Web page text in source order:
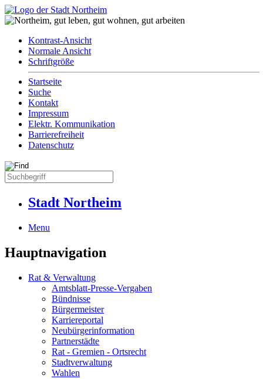
Kontrast-Ansicht
Normale Ansicht
Schriftgröße
Startseite
Suche
Kontakt
Impressum
Elektr. Kommunikation
Barrierefreiheit
Datenschutz
Stadt Northeim
Menu
Hauptnavigation
Rat & Verwaltung
Amtsblatt-Presse-Vergaben
Bündnisse
Bürgermeister
Karriereportal
Neubürgerinformation
Partnerstädte
Rat - Gremien - Ortsrecht
Stadtverwaltung
Wahlen